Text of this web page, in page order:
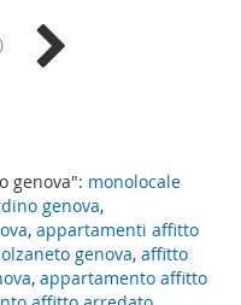
genova": monolocale
genova,
, appartamenti affitto
genova, affitto
, appartamento affitto